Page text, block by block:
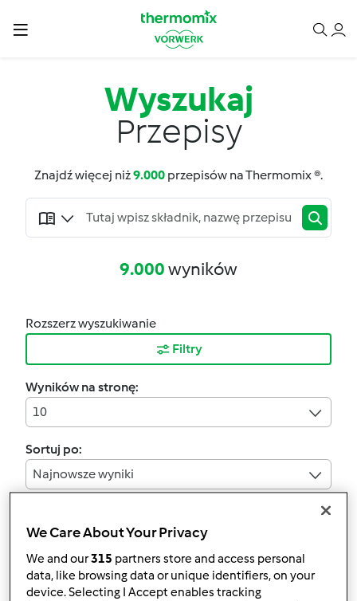
Wyszukaj
Przepisy
Znajdź więcej niż9.000 przepisów na Thermomix ®.
9.000wyników
Rozszerz wyszukiwanie
Filtry
Wyników na stronę:
10
Sortuj po:
Najnowsze wyniki
3.3(6)
BUŁKI ŻYTNIE
przezGość
We Care About Your Privacy
We and our315 partners store and access personal
data, like browsing data or unique identifiers, on your
device. Selecting I Accept enables tracking